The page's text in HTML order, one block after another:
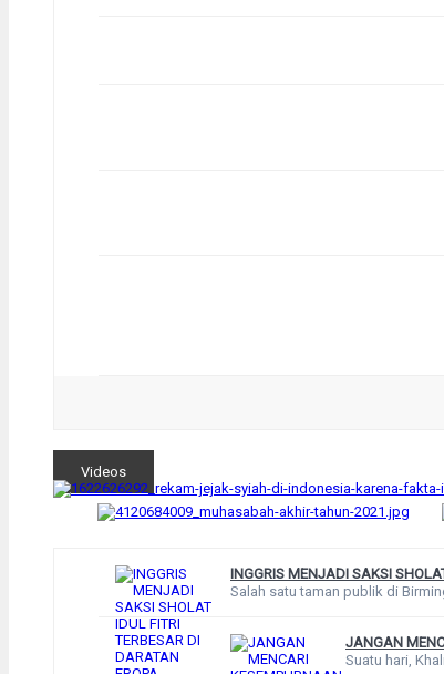
Videos
INGGRIS MENJADI SAKSI
Salah satu taman publik di
JANGAN
Suatu hari,